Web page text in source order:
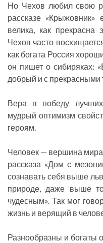
Но Чехов любил свою
рассказе
велика, как прекрасна
Чехов часто
как богата Россия
он пишет о сибиряках:
добрый и с прекрасными
Вера в победу лучших
мудрый оптимизм
героям.
Человек — вершина
рассказа «Дом с
сознавать себя выше
природе, даже выше
чудесным». Так мог
жизнь и верящий в
Разнообразны и богаты